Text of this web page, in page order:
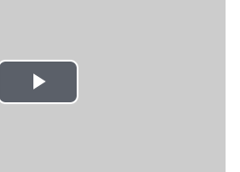
Play